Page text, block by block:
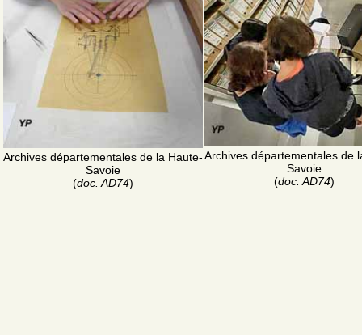
Archives départementales de la Haute-
Savoie
(doc. AD74)
Archives départementales de
Savoie
(doc. AD74)